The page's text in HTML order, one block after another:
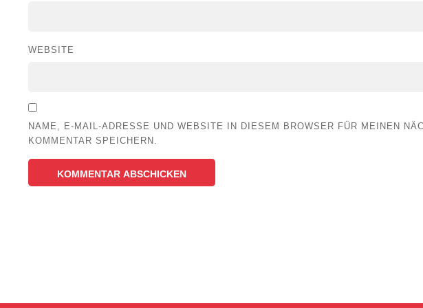
WEBSITE
NAME, E-MAIL-ADRESSE UND WEBSITE IN DIESEM BROWSER FÜR MEINEN
KOMMENTAR SPEICHERN.